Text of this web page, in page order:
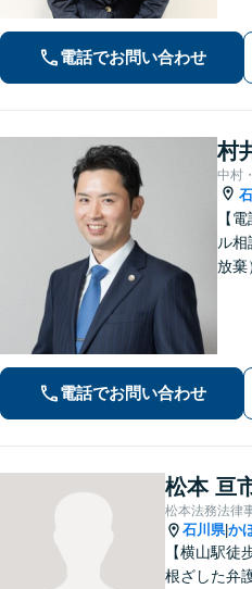
電話でお問い合わせ
村
中村
【
ル
放棄
電話でお問い合わせ
松本 亘
松本法務法律
石川県|か
【横山駅徒
根ざした弁